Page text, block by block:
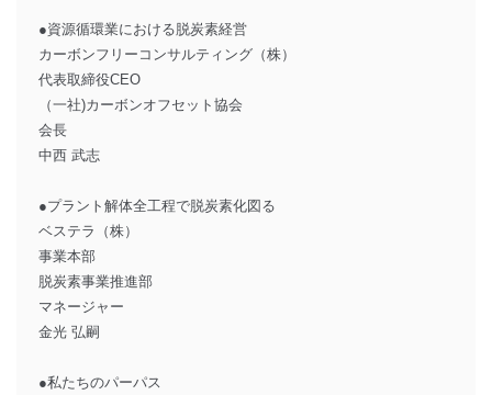
●資源循環業における脱炭素経営
カーボンフリーコンサルティング（株）
代表取締役CEO
（一社)カーボンオフセット協会
会長
中西 武志
●プラント解体全工程で脱炭素化図る
ベステラ（株）
事業本部
脱炭素事業推進部
マネージャー
金光 弘嗣
●私たちのパーパス